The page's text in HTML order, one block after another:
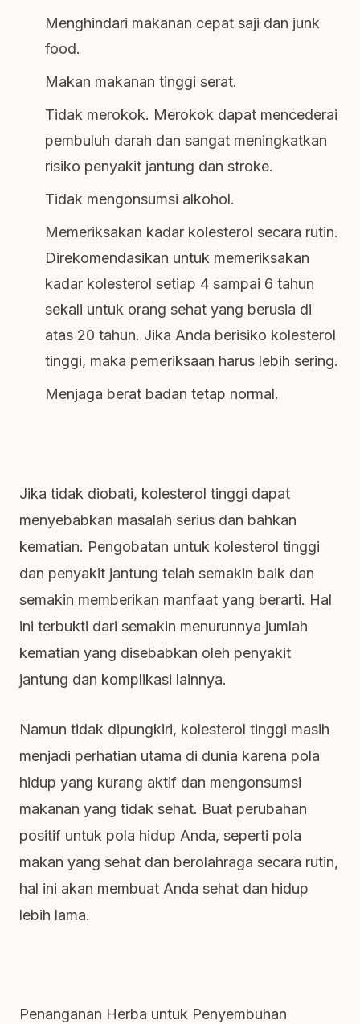
Menghindari makanan cepat saji dan junk
food.
Makan makanan tinggi serat.
Tidak merokok. Merokok dapat mencederai
pembuluh darah dan sangat meningkatkan
risiko penyakit jantung dan stroke.
Tidak mengonsumsi alkohol.
Memeriksakan kadar kolesterol secara rutin.
Direkomendasikan untuk memeriksakan
kadar kolesterol setiap 4 sampai 6 tahun
sekali untuk orang sehat yang berusia di
atas 20 tahun. Jika Anda berisiko kolesterol
tinggi, maka pemeriksaan harus lebih sering.
Menjaga berat badan tetap normal.
Jika tidak diobati, kolesterol tinggi dapat
menyebabkan masalah serius dan bahkan
kematian. Pengobatan untuk kolesterol tinggi
dan penyakit jantung telah semakin baik dan
semakin memberikan manfaat yang berarti. Hal
ini terbukti dari semakin menurunnya jumlah
kematian yang disebabkan oleh penyakit
jantung dan komplikasi lainnya.
Namun tidak dipungkiri, kolesterol tinggi masih
menjadi perhatian utama di dunia karena pola
hidup yang kurang aktif dan mengonsumsi
makanan yang tidak sehat. Buat perubahan
positif untuk pola hidup Anda, seperti pola
makan yang sehat dan berolahraga secara rutin,
hal ini akan membuat Anda sehat dan hidup
lebih lama.
Penanganan Herba untuk Penyembuhan